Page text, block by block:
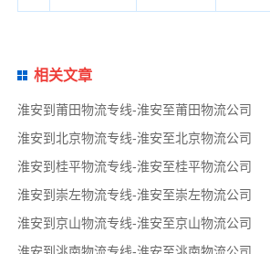
相关文章
淮安到莆田物流专线-淮安至莆田物流公司
淮安到北京物流专线-淮安至北京物流公司
淮安到桂平物流专线-淮安至桂平物流公司
淮安到崇左物流专线-淮安至崇左物流公司
淮安到京山物流专线-淮安至京山物流公司
淮安到洮南物流专线-淮安至洮南物流公司